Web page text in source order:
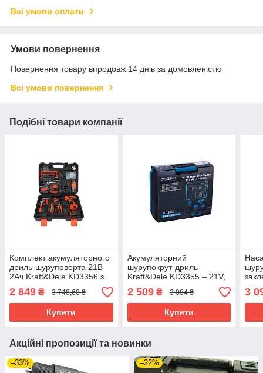
Всі умови оплати
Умови повернення
Повернення товару впродовж 14 днів за домовленістю
Всі умови повернення
Подібні товари компанії
Комплект акумуляторного
дриль-шуруповерта 21В
2Ач Kraft&Dele KD3356 з
функцією дриля
2 849 ₴ 3 748,68 ₴
Купити
Акумуляторний
шурупокрут-дриль
Kraft&Dele KD3355 – 21V,
батарея 2Ah, у комплекті
свердла
2 509₴ 3 084 ₴
Купити
3
Акційні пропозиції та новинки
–33% –22%